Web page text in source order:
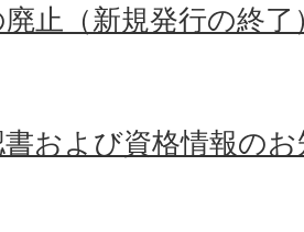
止（新規発行の終
書および資格情報の